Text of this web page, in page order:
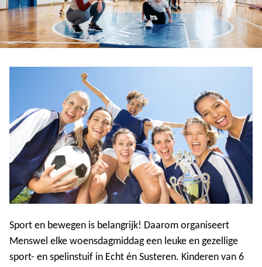
Sport en bewegen is belangrijk! Daarom organiseert
Menswel elke woensdagmiddag een leuke en gezellige
sport- en spelinstuif in Echt én Susteren. Kinderen van 6